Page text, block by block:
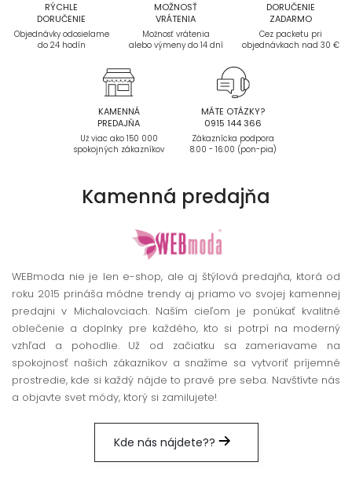
RÝCHLE
DORUČENIE
Objednávky odosielame
do 24 hodín
MOŽNOSŤ
VRÁTENIA
Možnosť vrátenia
alebo výmeny do 14 dní
DORUČENIE
ZADARMO
Cez packetu pri
objednávkach nad 30 €
KAMENNÁ
PREDAJŇA
Už viac ako 150 000
spokojných zákazníkov
MÁTE OTÁZKY?
0915 144 366
Zákaznícka podpora
8:00 - 16:00 (pon-pia)
Kamenná predajňa
WEBmoda nie je len e-shop, ale aj štýlová predajňa, ktorá od
roku 2015 prináša módne trendy aj priamo vo svojej kamennej
predajni v Michalovciach. Naším cieľom je ponúkať kvalitné
oblečenie a doplnky pre každého, kto si potrpí na moderný
vzhľad a pohodlie. Už od začiatku sa zameriavame na
spokojnosť našich zákazníkov a snažíme sa vytvoriť príjemné
prostredie, kde si každý nájde to pravé pre seba. Navštívte nás
a objavte svet módy, ktorý si zamilujete!
Kde nás nájdete??